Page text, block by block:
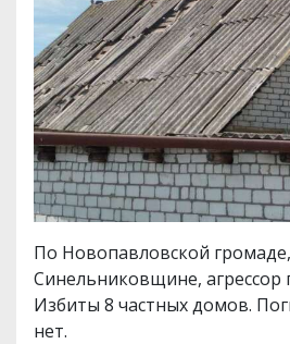
По Новопавловской
Синельниковщине, агрессор
Избиты 8 частных домов.
нет.